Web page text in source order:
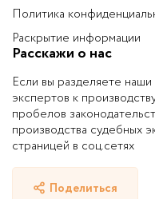
Политика
Раскрытие информации
Расскажи о нас
Если вы разделяете
экспертов к
пробелов
производства судебных
страницей в соц.сетях
Поделиться